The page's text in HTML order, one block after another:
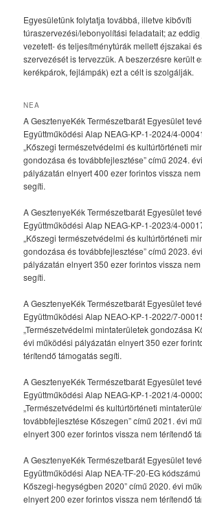
Egyesületünk folytatja továbbá, illetve kibővíti
túraszervezési/lebonyolítási feladatait; az
vezetett- és teljesítménytúrák mellett éjszakai
szervezését is tervezzük. A beszerzésre került
kerékpárok, fejlámpák) ezt a célt is szolgálják.
NEA
A GesztenyeKék Természetbarát Egyesület
Együttműködési Alap NEAG-KP-1-2024/4-
„Kőszegi természetvédelmi és kultúrtörténeti
gondozása és továbbfejlesztése” című 2024.
pályázatán elnyert 400 ezer forintos vissza
segíti.
A GesztenyeKék Természetbarát Egyesület
Együttműködési Alap NEAG-KP-1-2023/4-
„Kőszegi természetvédelmi és kultúrtörténeti
gondozása és továbbfejlesztése” című 2023.
pályázatán elnyert 350 ezer forintos vissza
segíti.
A GesztenyeKék Természetbarát Egyesület
Együttműködési Alap NEAO-KP-1-2022/7-
„Természetvédelmi mintaterületek gondozása
évi működési pályázatán elnyert 350 ezer
térítendő támogatás segíti.
A GesztenyeKék Természetbarát Egyesület
Együttműködési Alap NEAG-KP-1-2021/4-
„Természetvédelmi és kultúrtörténeti
továbbfejlesztése Kőszegen” című 2021. évi
elnyert 300 ezer forintos vissza nem térítendő
A GesztenyeKék Természetbarát Egyesület
Együttműködési Alap NEA-TF-20-EG
Kőszegi-hegységben 2020” című 2020. évi
elnyert 200 ezer forintos vissza nem térítendő